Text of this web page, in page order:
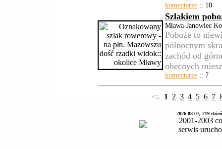
komentarze :: 10
Szlakiem
Mława-Janowiec
Poboże to
północnym
zachód od
obecnych
komentarze :: 7
<:. 1 2 3 4 5 6 7
2026-08-07, 219
2001-2003
serwis